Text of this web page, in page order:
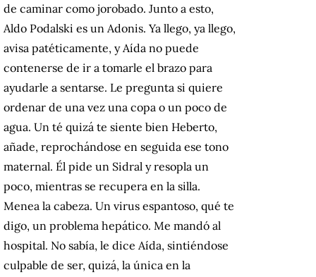
de caminar como jorobado. Junto a esto,
Aldo Podalski es un Adonis. Ya llego, ya llego,
avisa patéticamente, y Aída no puede
contenerse de ir a tomarle el brazo para
ayudarle a sentarse. Le pregunta si quiere
ordenar de una vez una copa o un poco de
agua. Un té quizá te siente bien Heberto,
añade, reprochándose en seguida ese tono
maternal. Él pide un Sidral y resopla un
poco, mientras se recupera en la silla.
Menea la cabeza. Un virus espantoso, qué te
digo, un problema hepático. Me mandó al
hospital. No sabía, le dice Aída, sintiéndose
culpable de ser, quizá, la única en la